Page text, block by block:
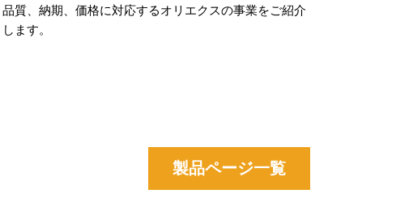
品質、納期、価格に対応するオリエクスの事業をご紹介
します。
製品ページ一覧